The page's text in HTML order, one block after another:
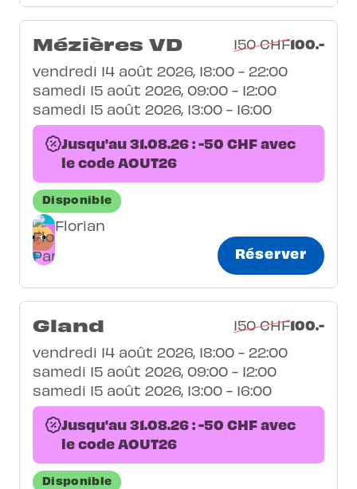
Mézières VD 150 CHF100.-
vendredi 14 août 2026, 18:00 - 22:00
samedi 15 août 2026, 09:00 - 12:00
samedi 15 août 2026, 13:00 - 16:00
Jusqu'au 31.08.26 : -50 CHF avec
le code AOUT26
Disponible
Florian
Réserver
Gland 150 CHF100.-
vendredi 14 août 2026, 18:00 - 22:00
samedi 15 août 2026, 09:00 - 12:00
samedi 15 août 2026, 13:00 - 16:00
Jusqu'au 31.08.26 : -50 CHF avec
le code AOUT26
Disponible